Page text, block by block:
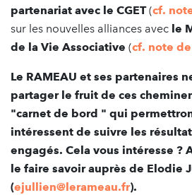
partenariat avec le CGET(cf.
sur les nouvelles alliances avec le
de la Vie Associative (cf. note
Le RAMEAU et ses partenaires
partager le fruit de ces
"carnet de bord " qui
intéressent de suivre les
engagés. Cela vous intéresse ?
le faire savoir auprès de Elodie
(ejullien@lerameau.fr).